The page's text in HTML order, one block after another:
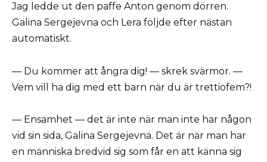
Jag ledde ut den paffe Anton genom dörren.
Galina Sergejevna och Lera följde efter nästan
automatiskt.
— Du kommer att ångra dig! — skrek svärmor. —
Vem vill ha dig med ett barn när du är trettiofem?!
— Ensamhet — det är inte när man inte har någon
vid sin sida, Galina Sergejevna. Det är när man har
en människa bredvid sig som får en att känna sig